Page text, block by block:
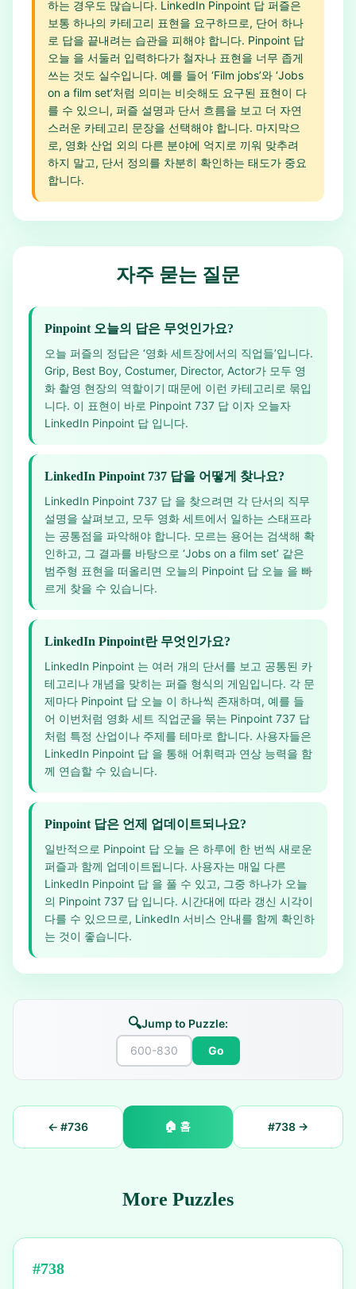
하는 경우도 많습니다. LinkedIn Pinpoint 답 퍼즐은
보통 하나의 카테고리 표현을 요구하므로, 단어 하나
로 답을 끝내려는 습관을 피해야 합니다. Pinpoint 답
오늘 을 서둘러 입력하다가 철자나 표현을 너무 좁게
쓰는 것도 실수입니다. 예를 들어 ‘Film jobs’와 ‘Jobs
on a film set’처럼 의미는 비슷해도 요구된 표현이 다
를 수 있으니, 퍼즐 설명과 단서 흐름을 보고 더 자연
스러운 카테고리 문장을 선택해야 합니다. 마지막으
로, 영화 산업 외의 다른 분야에 억지로 끼워 맞추려
하지 말고, 단서 정의를 차분히 확인하는 태도가 중요
합니다.
자주 묻는 질문
Pinpoint 오늘의 답은 무엇인가요?
오늘 퍼즐의 정답은 ‘영화 세트장에서의 직업들’입니다.
Grip, Best Boy, Costumer, Director, Actor가 모두 영
화 촬영 현장의 역할이기 때문에 이런 카테고리로 묶입
니다. 이 표현이 바로 Pinpoint 737 답 이자 오늘자
LinkedIn Pinpoint 답 입니다.
LinkedIn Pinpoint 737 답을 어떻게 찾나요?
LinkedIn Pinpoint 737 답 을 찾으려면 각 단서의 직무
설명을 살펴보고, 모두 영화 세트에서 일하는 스태프라
는 공통점을 파악해야 합니다. 모르는 용어는 검색해 확
인하고, 그 결과를 바탕으로 ‘Jobs on a film set’ 같은
범주형 표현을 떠올리면 오늘의 Pinpoint 답 오늘 을 빠
르게 찾을 수 있습니다.
LinkedIn Pinpoint란 무엇인가요?
LinkedIn Pinpoint 는 여러 개의 단서를 보고 공통된 카
테고리나 개념을 맞히는 퍼즐 형식의 게임입니다. 각 문
제마다 Pinpoint 답 오늘 이 하나씩 존재하며, 예를 들
어 이번처럼 영화 세트 직업군을 묶는 Pinpoint 737 답
처럼 특정 산업이나 주제를 테마로 합니다. 사용자들은
LinkedIn Pinpoint 답 을 통해 어휘력과 연상 능력을 함
께 연습할 수 있습니다.
Pinpoint 답은 언제 업데이트되나요?
일반적으로 Pinpoint 답 오늘 은 하루에 한 번씩 새로운
퍼즐과 함께 업데이트됩니다. 사용자는 매일 다른
LinkedIn Pinpoint 답 을 풀 수 있고, 그중 하나가 오늘
의 Pinpoint 737 답 입니다. 시간대에 따라 갱신 시각이
다를 수 있으므로, LinkedIn 서비스 안내를 함께 확인하
는 것이 좋습니다.
🔍Jump to Puzzle:
Go
← #736 🏠 홈 #738→
More Puzzles
#738